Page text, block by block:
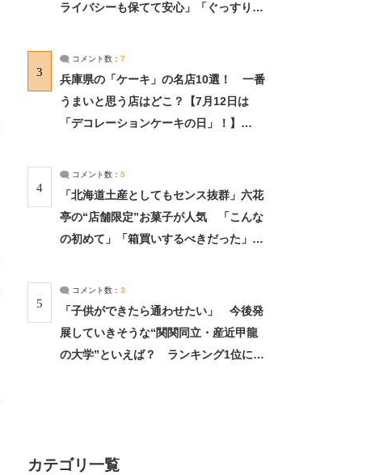
ライバシーも保てて安心」「ぐっすり眠
3
コメント数： 7
兵庫県の「ケーキ」の名店10選！ 一番
うまいと思う店はどこ？【7月12日は
「デコレーションケーキの日」！】
4
コメント数： 5
「北海道土産としてもセンス抜群」六花
亭の“店舗限定”お菓子が人気 「こんな
の初めて」「箱買いするべきだった」
5
コメント数： 3
「子供ができたら通わせたい」 今後発
展していきそうな“関関同立・産近甲龍
の大学”といえば？ ランキング1位に学
カテゴリ一覧